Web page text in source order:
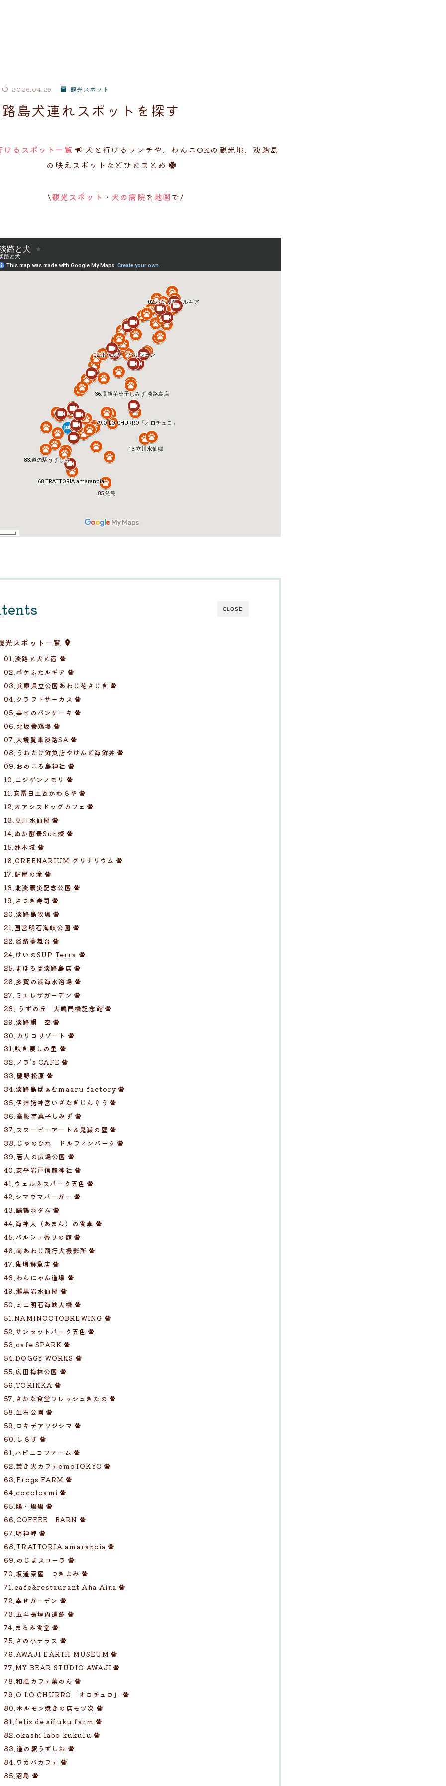
2026.04.29 観光スポット
島犬連れスポットを探す
けるスポット一覧
犬と行けるランチや、わんこOKの観光地、淡路島
の映えスポットなどひとまとめ
\観光スポット ・ 犬の病院を 地図で/
CLOSE
光スポット一覧
01.淡路と犬と宿
02.ポケふたルギア
03.兵庫県立公園あわじ花さじき
04.クラフトサーカス
05.幸せのパンケーキ
06.北坂養鶏場
07.大観覧車淡路SA
08.うおたけ鮮魚店やけんど海鮮丼
09.おのころ島神社
10.ニジゲンノモリ
11.安冨白土瓦かわらや
12.オアシスドッグカフェ
13.立川水仙郷
14.ぬか酵素Sun燦
15.洲本城
16.GREENARIUM グリナリウム
17.鮎屋の滝
18.北淡震災記念公園
19.さつき寿司
20.淡路島牧場
21.国営明石海峡公園
22.淡路夢舞台
24.けいのSUP Terra
25.まほろば淡路島店
26.多賀の浜海水浴場
27.ミエレザガーデン
28. うずの丘 大鳴門橋記念館
29.淡路鯛 空
30.カリコリゾート
31.吹き戻しの里
32.ノラ’s CAFE
33.慶野松原
34.淡路島ばぁむmaaru factory
35.伊弉諾神宮いざなぎじんぐう
36.高級芋菓子しみず
37.スヌーピーアート＆鬼滅の壁
38.じゃのひれ ドルフィンパーク
39.若人の広場公園
40.安乎岩戸信龍神社
41.ウェルネスパーク五色
42.シマウマバーガー
43.諭鶴羽ダム
44.海神人（あまん）の食卓
45.パルシェ香りの館
46.南あわじ飛行犬撮影所
47.魚増鮮魚店
48.わんにゃん道場
49.灘黒岩水仙郷
50. ミニ明石海峡大橋
51.NAMINOOTOBREWING
52.サンセットパーク五色
53.cafe SPARK
54.DOGGY WORKS
55.広田梅林公園
56.TORIKKA
57.さかな食堂フレッシュきたの
58.生石公園
59.ロキデアワジシマ
60.しらす
61.ハピニコファーム
62.焚き火カフェemoTOKYO
63.Frogs FARM
64.cocoloami
65.陽・燦燦
66.COFFEE BARN
67.明神岬
68.TRATTORIA amarancia
69.のじまスコーラ
70.坂道茶屋 つきよみ
71.cafe&restaurant Aha Aina
72.幸せガーデン
73.五斗長垣内遺跡
74.まるみ食堂
75.さの小テラス
76.AWAJI EARTH MUSEUM
77.MY BEAR STUDIO AWAJI
78.和風カフェ菓のん
79.Ö LO CHURRO「オロチュロ」
80.ホルモン焼きの店モツ次
81.feliz de sifuku farm
82.okashi labo kukulu
83.道の駅うずしお
84.ワカバカフェ
85.沼島